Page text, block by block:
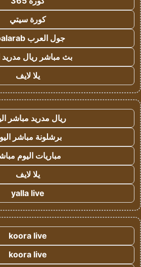
كورة سيتي
جول العرب goalarab
بث مباشر ريال مدريد
يلا لايف
ريال مدريد مباشر
برشلونة مباشر
مباريات اليوم
يلا لايف
yalla live
koora live
koora live